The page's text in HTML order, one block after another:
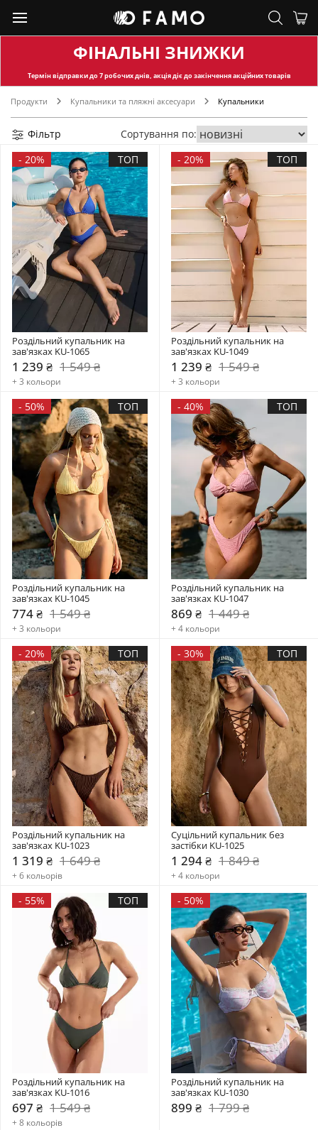
ФІНАЛЬНІ ЗНИЖКИ
Термін відправкидо 7 робочих днів, акція діє до закінчення акційних товарів
Продукти Купальники та пляжні аксесуари Купальники
Фільтр
Сортування по:
- 20% ТОП
Роздільний купальник на
зав'язках KU-1065
1 239 ₴ 1 549 ₴
+ 3 кольори
- 20% ТОП
Роздільний купальник на
зав'язках KU-1049
1 239 ₴ 1 549 ₴
+ 3 кольори
- 50% ТОП
Роздільний купальник на
зав'язках KU-1045
774 ₴ 1 549 ₴
+ 3 кольори
- 40% ТОП
Роздільний купальник на
зав'язках KU-1047
869 ₴ 1 449 ₴
+ 4 кольори
- 20% ТОП
Роздільний купальник на
зав'язках KU-1023
1 319 ₴ 1 649 ₴
+ 6 кольорів
- 30% ТОП
Суцільний купальник без
застібки KU-1025
1 294 ₴ 1 849 ₴
+ 4 кольори
- 55% ТОП
Роздільний купальник на
зав'язках KU-1016
697 ₴ 1 549 ₴
+ 8 кольорів
- 50%
Роздільний купальник на
зав'язках KU-1030
899 ₴ 1 799 ₴